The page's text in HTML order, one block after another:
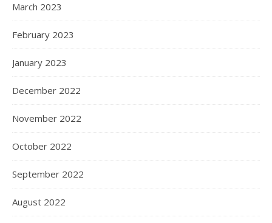
March 2023
February 2023
January 2023
December 2022
November 2022
October 2022
September 2022
August 2022